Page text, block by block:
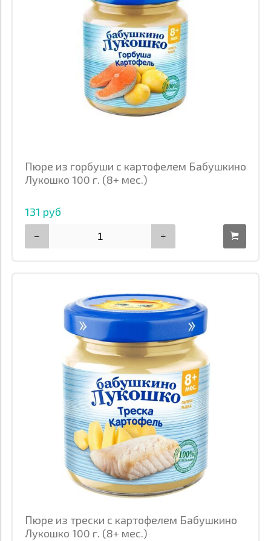
Пюре из горбуши с картофелем Бабушкино
Лукошко 100 г. (8+ мес.)
131 руб
Пюре из трески с картофелем Бабушкино
Лукошко 100 г. (8+ мес.)